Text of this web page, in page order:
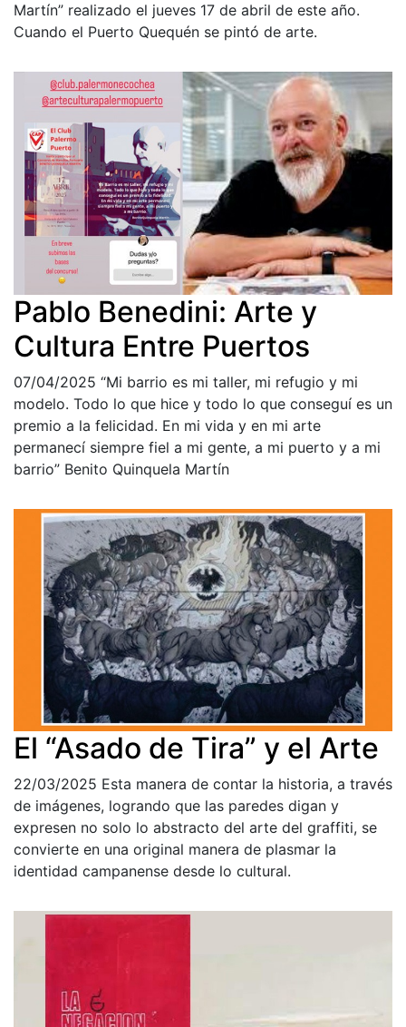
Martín” realizado el jueves 17 de abril de este año.
Cuando el Puerto Quequén se pintó de arte.
Pablo Benedini: Arte y
Cultura Entre Puertos
07/04/2025 “Mi barrio es mi taller, mi refugio y mi
modelo. Todo lo que hice y todo lo que conseguí es un
premio a la felicidad. En mi vida y en mi arte
permanecí siempre fiel a mi gente, a mi puerto y a mi
barrio” Benito Quinquela Martín
El “Asado de Tira” y el Arte
22/03/2025 Esta manera de contar la historia, a través
de imágenes, logrando que las paredes digan y
expresen no solo lo abstracto del arte del graffiti, se
convierte en una original manera de plasmar la
identidad campanense desde lo cultural.